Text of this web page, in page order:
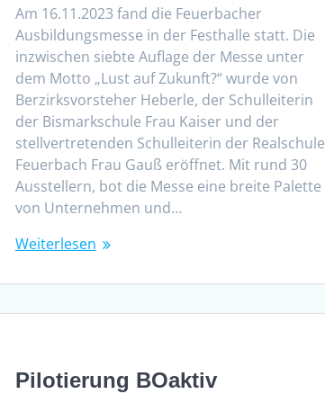
Am 16.11.2023 fand die Feuerbacher
Ausbildungsmesse in der Festhalle statt. Die
inzwischen siebte Auflage der Messe unter
dem Motto „Lust auf Zukunft?“ wurde von
Berzirksvorsteher Heberle, der Schulleiterin
der Bismarkschule Frau Kaiser und der
stellvertretenden Schulleiterin der Realschule
Feuerbach Frau Gauß eröffnet. Mit rund 30
Ausstellern, bot die Messe eine breite Palette
von Unternehmen und…
Weiterlesen
Pilotierung BOaktiv